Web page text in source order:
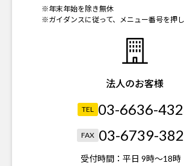
※年末年始を除き無休
※ガイダンスに従って、メニュー番号を押し
法人のお客様
TEL 03-6636-
FAX 03-6739-
受付時間： 平日 9時～18時